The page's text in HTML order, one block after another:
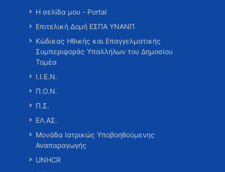
Η σελίδα μου - Portal
Επιτελική Δομή ΕΣΠΑ ΥΝΑΝΠ
Κώδικας Ηθικής και Επαγγελματικής
Συμπεριφοράς Υπαλλήλων του Δημοσίου
Τομέα
Ι.Ι.Ε.Ν.
Π.Ο.Ν.
Π.Σ.
ΕΛ.ΑΣ.
Μονάδα Ιατρικώς Υποβοηθούμενης
Αναπαραγωγής
UNHCR